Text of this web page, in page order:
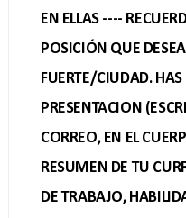
EN ELLAS ----
POSICIÓN QUE
FUERTE/CIUDAD.
PRESENTACION
CORREO, EN EL
RESUMEN DE TU
DE TRABAJO,